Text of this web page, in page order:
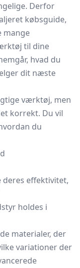
Derfor
købsguide,
mange
til dine
hvad du
dit næste
værktøj, men
korrekt. Du vil
du
deres effektivitet,
holdes i
materialer, der
variationer der